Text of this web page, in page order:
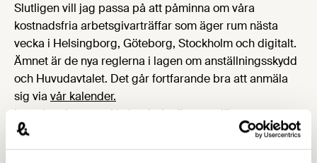
Slutligen vill jag passa på att påminna om våra
kostnadsfria arbetsgivarträffar som äger rum nästa
vecka i Helsingborg, Göteborg, Stockholm och digitalt.
Ämnet är de nya reglerna i lagen om anställningsskydd
och Huvudavtalet. Det går fortfarande bra att anmäla
sig via vår kalender.
Inom kort kommer i kalendariet även att läggas upp
information om våra kurser i arbetsrätt och arbetsmiljö
som äger rum under hösten. Håll därför koll på